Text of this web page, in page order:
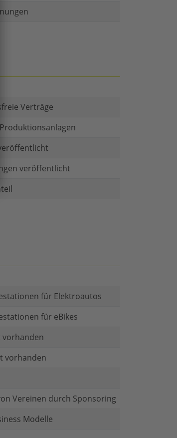
Verträge
veröffentlicht
für Elektroautos
für eBikes
vorhanden
vorhanden
Vereinen durch Sponsoring
Modelle